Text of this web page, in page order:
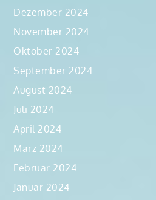
Dezember 2024
November 2024
Oktober 2024
September 2024
August 2024
Juli 2024
April 2024
März 2024
Februar 2024
Januar 2024